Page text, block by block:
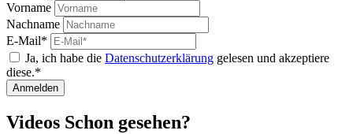
Vorname
Nachname
E-Mail*
Ja, ich habe die Datenschutzerklärung gelesen und akzeptiere
diese.*
Anmelden
Videos Schon gesehen?